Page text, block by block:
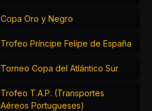
Copa Oro y Negro
Trofeo Príncipe Felipe de España
Torneo Copa del Atlántico Sur
Trofeo T.A.P. (Transportes
Aéreos Portugueses)